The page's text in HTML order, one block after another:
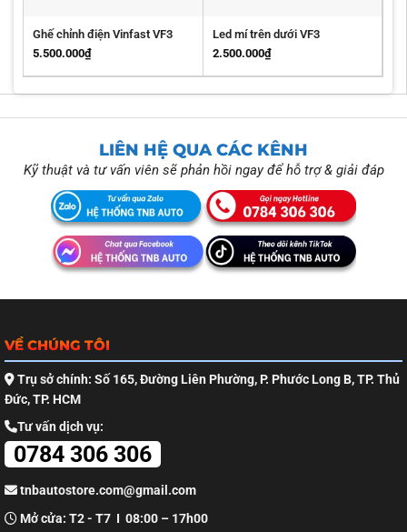
Ghế chỉnh điện Vinfast VF3
5.500.000₫
Led mí trên dưới VF3
2.500.000₫
LIÊN HỆ QUA CÁC KÊNH
Kỹ thuật và tư vấn viên sẽ phản hồi ngay để hỗ trợ & giải đáp
VỀ CHÚNG TÔI
Trụ sở chính: Số 165, Đường Liên Phường, P. Phước Long B, TP. Thủ
Đức, TP. HCM
Tư vấn dịch vụ:
0784 306 306
tnbautostore.com@gmail.com
Mở cửa: T2 - T7 I 08:00 – 17h00